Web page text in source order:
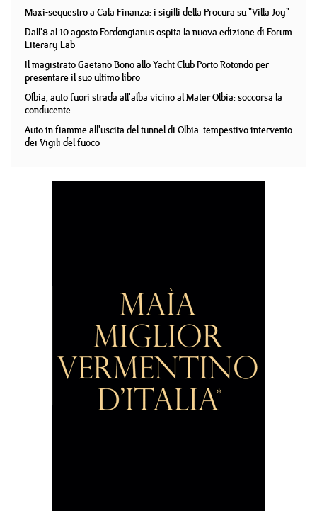
Maxi-sequestro a Cala Finanza: i sigilli della Procura su "Villa Joy"
Dall'8 al 10 agosto Fordongianus ospita la nuova edizione di Forum
Literary Lab
Il magistrato Gaetano Bono allo Yacht Club Porto Rotondo per
presentare il suo ultimo libro
Olbia, auto fuori strada all'alba vicino al Mater Olbia: soccorsa la
conducente
Auto in fiamme all'uscita del tunnel di Olbia: tempestivo intervento
dei Vigili del fuoco